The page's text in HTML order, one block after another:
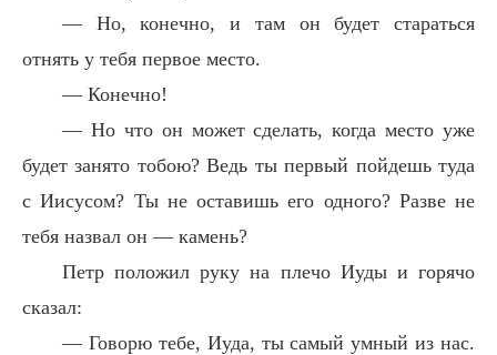
— Но, конечно, и там он будет стараться
отнять у тебя первое место.
— Конечно!
— Но что он может сделать, когда место уже
будет занято тобою? Ведь ты первый пойдешь туда
с Иисусом? Ты не оставишь его одного? Разве не
тебя назвал он — камень?
Петр положил руку на плечо Иуды и горячо
сказал:
— Говорю тебе, Иуда, ты самый умный из нас.